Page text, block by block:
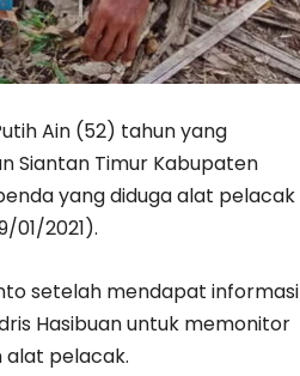
Ain (52) tahun yang
Siantan Timur Kabupaten
yang diduga alat pelacak
01/2021).
setelah mendapat informasi
Hasibuan untuk memonitor
alat pelacak.